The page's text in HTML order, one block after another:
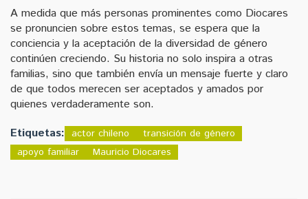
A medida que más personas prominentes como Diocares
se pronuncien sobre estos temas, se espera que la
conciencia y la aceptación de la diversidad de género
continúen creciendo. Su historia no solo inspira a otras
familias, sino que también envía un mensaje fuerte y claro
de que todos merecen ser aceptados y amados por
quienes verdaderamente son.
Etiquetas: actor chileno
transición de género
apoyo familiar
Mauricio Diocares